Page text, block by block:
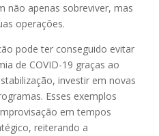
não apenas sobreviver, mas
operações.
pode ter conseguido evitar
de COVID-19 graças ao
investir em novas
Esses exemplos
em tempos
reiterando a